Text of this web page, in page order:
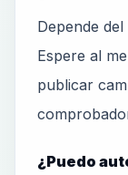
Depende
Espere al
publicar
¿Puedo